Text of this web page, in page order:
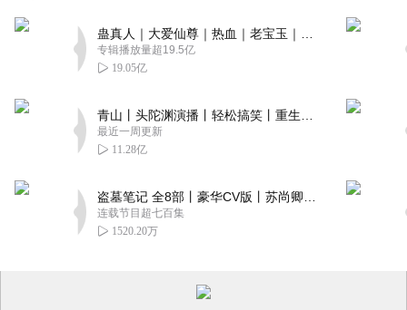
专辑播放量超19.5亿
19.05亿
最近一周更新
11.28亿
连载节目超七百集
1520.20万